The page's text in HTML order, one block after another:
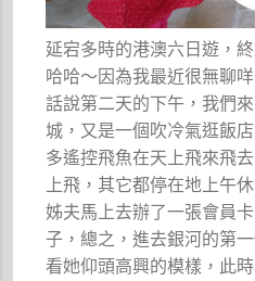
延宕多時的港澳六日遊，
哈哈～因為我最近很無聊
話說第二天的下午，我們
城，又是一個吹冷氣逛飯
多遙控飛魚在天上飛來飛
上飛，其它都停在地上午
姊夫馬上去辦了一張會員
子，總之，進去銀河的第
看她仰頭高興的模樣，此